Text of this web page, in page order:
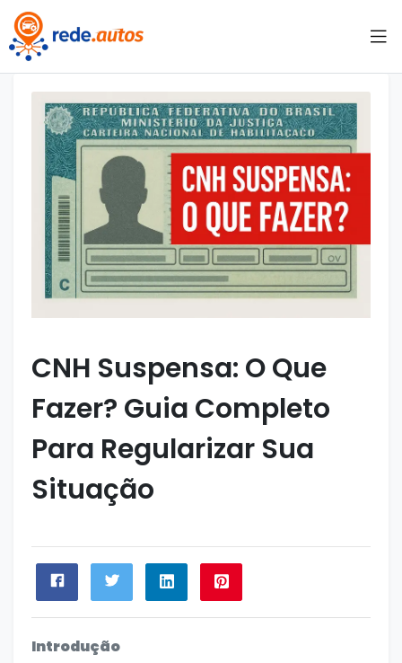
CNH Suspensa: O Que
Fazer? Guia Completo
Para Regularizar Sua
Situação
Introdução